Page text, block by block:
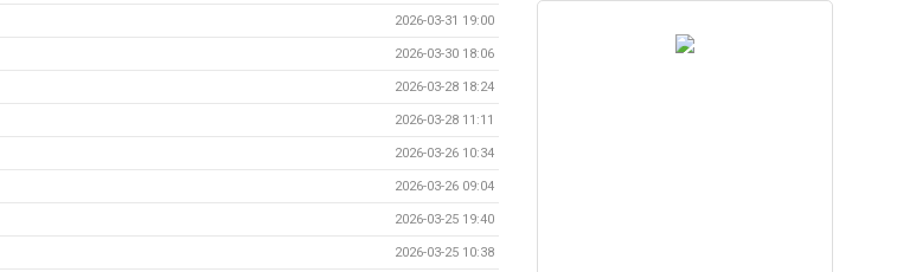
2026-03-31 19:00
2026-03-30 18:06
2026-03-28 18:24
2026-03-28 11:11
2026-03-26 10:34
2026-03-26 09:04
2026-03-25 19:40
2026-03-25 10:38